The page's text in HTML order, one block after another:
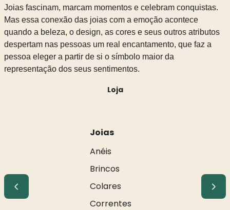
Joias fascinam, marcam momentos e celebram conquistas.
Mas essa conexão das joias com a emoção acontece
quando a beleza, o design, as cores e seus outros atributos
despertam nas pessoas um real encantamento, que faz a
pessoa eleger a partir de si o símbolo maior da
representação dos seus sentimentos.
Loja
Joias
Anéis
Brincos
Colares
Correntes